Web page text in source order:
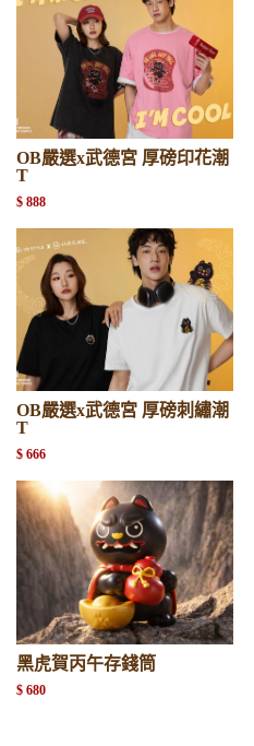
OB嚴選x武德宮 厚磅印花潮
T
$ 888
OB嚴選x武德宮 厚磅刺繡潮
T
$ 666
黑虎賀丙午存錢筒
$ 680